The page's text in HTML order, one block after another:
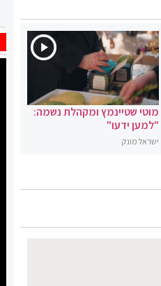
מוטי שטיינמץ ומקהלת נשמה:
"למען ידעו"
ישראל מונק